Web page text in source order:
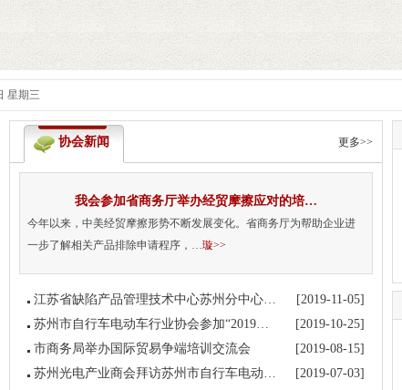
星期三
协会新闻 更多>>
我会参加省商务厅举办经贸摩擦应对的培…
今年以来，中美经贸摩擦形势不断发展变化。省商务厅为帮助企业进
一步了解相关产品排除申请程序，…璇>>
[2019-11-05]
江苏省缺陷产品管理技术中心苏州分中心…
[2019-10-25]
苏州市自行车电动车行业协会参加“2019…
[2019-08-15]
市商务局举办国际贸易争端培训交流会
[2019-07-03]
苏州光电产业商会拜访苏州市自行车电动…